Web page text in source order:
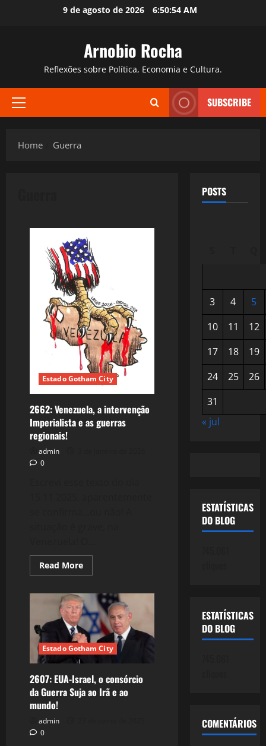
9 de agosto de 2026 6:50:55 AM
Arnobio Rocha
Reflexões sobre Política, Economia e Cultura.
Primary
SUBSCRIBE
Home Guerra
Estado Gotham City
2662: Venezuela, a intervenção
Imperialista e as guerras
regionais!
admin
0
Read MoreRead
more
Venezuela,
a
intervenção
Imperialista
e
as
guerras
regionais!
Estado Gotham City
2607: EUA-Israel, o consórcio
da Guerra Suja ao Irã e ao
mundo!
admin
0
POSTS
3 4
5
10
11
12
17
18
19
24
25
26
31
« jul
ESTATÍSTICAS
DO BLOG
ESTATÍSTICAS
DO BLOG
COMENTÁRIOS